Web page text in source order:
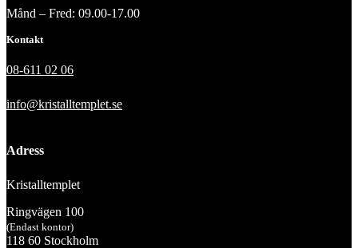
Månd – Fred: 09.00-17.00
Kontakt
08-611 02 06
info@kristalltemplet.se
Adress
Kristalltemplet
Ringvägen 100
(Endast kontor)
118 60 Stockholm